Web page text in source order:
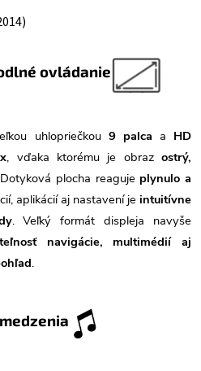
ovládanie
uhlopriečkou 9 palca a HD
, vďaka ktorému je obrazostrý,
plocha reaguje plynulo a
aplikácií aj nastavení je intuitívne
. Veľký formát displeja navyše
navigácie, multimédií aj
.